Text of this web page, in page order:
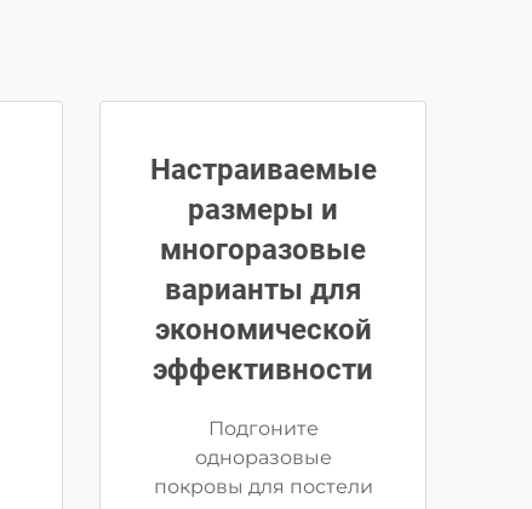
Настраиваемые
размеры и
многоразовые
варианты для
экономической
эффективности
Подгоните
одноразовые
покровы для постели